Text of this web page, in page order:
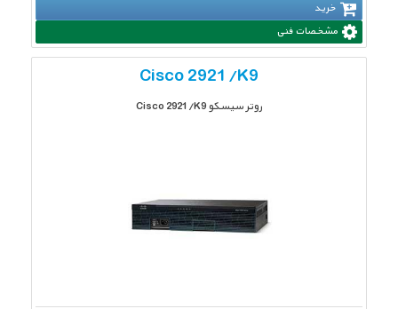
خرید
مشخصات فنی
Cisco 2921/K9
روتر سیسکو Cisco 2921/K9